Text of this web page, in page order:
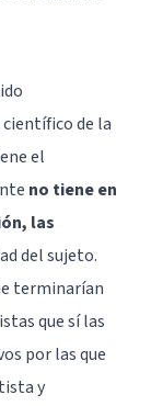
de la
el
no tiene en
las
del sujeto.
terminarían
que sí las
por las que
y